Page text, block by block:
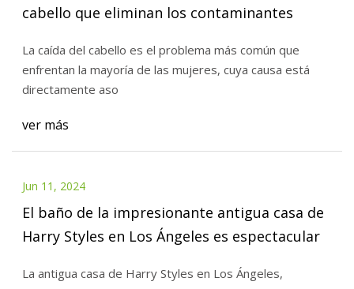
cabello que eliminan los contaminantes
La caída del cabello es el problema más común que
enfrentan la mayoría de las mujeres, cuya causa está
directamente aso
ver más
Jun 11, 2024
El baño de la impresionante antigua casa de
Harry Styles en Los Ángeles es espectacular
La antigua casa de Harry Styles en Los Ángeles,